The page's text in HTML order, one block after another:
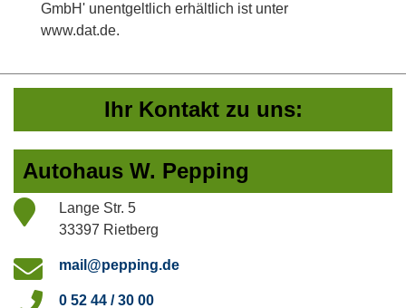
GmbH' unentgeltlich erhältlich ist unter
www.dat.de.
Ihr Kontakt zu uns:
Autohaus W. Pepping
Lange Str. 5
33397 Rietberg
mail@pepping.de
0 52 44 / 30 00